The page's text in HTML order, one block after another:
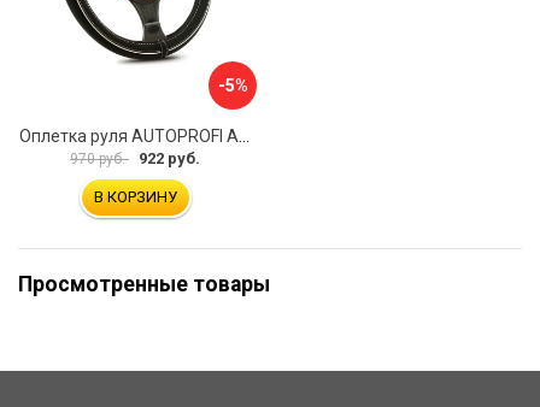
-5%
970 руб. 922 руб.
В КОРЗИНУ
Просмотренные товары